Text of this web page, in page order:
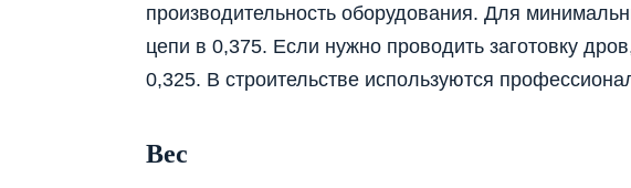
производительность оборудования. Для
цепи в 0,375. Если нужно проводить заготовку
0,325. В строительстве используются
Вес